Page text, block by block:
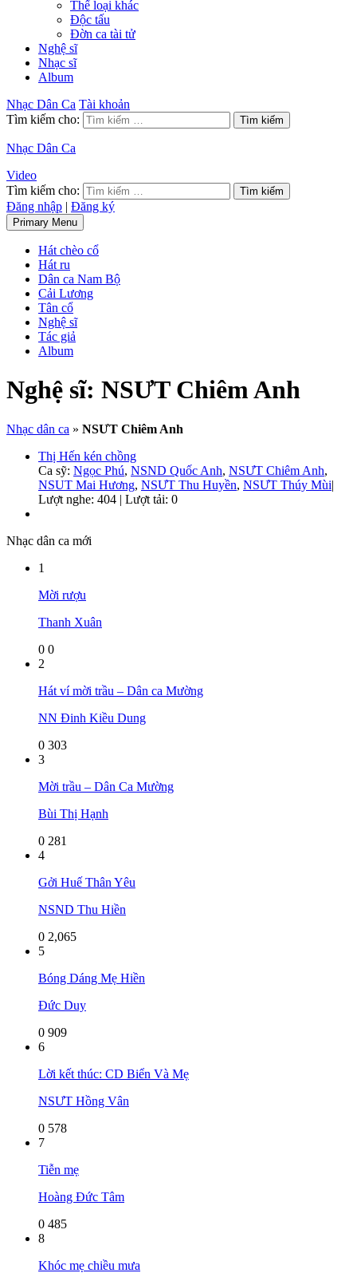
Thể loại khác
Độc tấu
Đờn ca tài tử
Nghệ sĩ
Nhạc sĩ
Album
Nhạc Dân Ca Tài khoản
Tìm kiếm cho:
Nhạc Dân Ca
Video
Tìm kiếm cho:
Đăng nhập | Đăng ký
Primary Menu
Hát chèo cổ
Hát ru
Dân ca Nam Bộ
Cải Lương
Tân cổ
Nghệ sĩ
Tác giả
Album
Nghệ sĩ: NSƯT Chiêm Anh
Nhạc dân ca » NSƯT Chiêm Anh
Thị Hến kén chồng
Ca sỹ: Ngọc Phú, NSND Quốc Anh, NSƯT Chiêm Anh,
NSUT Mai Hương, NSƯT Thu Huyền, NSƯT Thúy Mùi|
Lượt nghe: 404 | Lượt tải: 0
Nhạc dân ca mới
1
Mời rượu
Thanh Xuân
0 0
2
Hát ví mời trầu – Dân ca Mường
NN Đinh Kiều Dung
0 303
3
Mời trầu – Dân Ca Mường
Bùi Thị Hạnh
0 281
4
Gởi Huế Thân Yêu
NSND Thu Hiền
0 2,065
5
Bóng Dáng Mẹ Hiền
Đức Duy
0 909
6
Lời kết thúc: CD Biển Và Mẹ
NSƯT Hồng Vân
0 578
7
Tiễn mẹ
Hoàng Đức Tâm
0 485
8
Khóc mẹ chiều mưa